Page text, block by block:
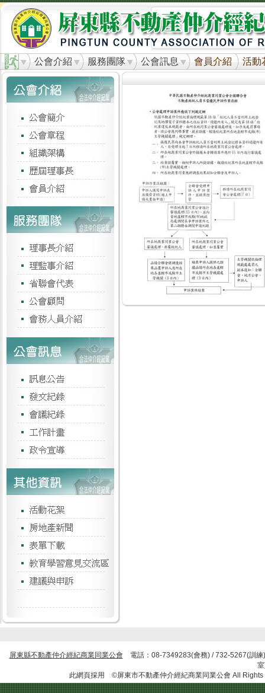
公會介紹 服務團隊 公會訊息 會員介紹 活動
屏東縣不動產仲介經紀商業同業公會 電話：08-7349283(會務) / 732-5267(訓
此網頁採用 ©屏東市不動產仲介經紀商業同業公會 All Rights